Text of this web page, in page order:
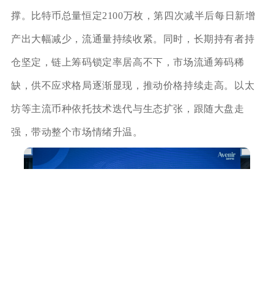
撑。比特币总量恒定2100万枚，第四次减半后每日新增
产出大幅减少，流通量持续收紧。同时，长期持有者持
仓坚定，链上筹码锁定率居高不下，市场流通筹码稀
缺，供不应求格局逐渐显现，推动价格持续走高。以太
坊等主流币种依托技术迭代与生态扩张，跟随大盘走
强，带动整个市场情绪升温。